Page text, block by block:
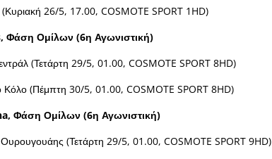
26/5, 17.00, COSMOTE SPORT 1HD)
, Φάση Ομίλων (6η Αγωνιστική)
(Τετάρτη 29/5, 01.00, COSMOTE SPORT 8HD)
Κόλο (Πέμπτη 30/5, 01.00, COSMOTE SPORT 8HD)
, Φάση Ομίλων (6η Αγωνιστική)
Ουρουγουάης (Τετάρτη 29/5, 01.00, COSMOTE SPORT 9HD)